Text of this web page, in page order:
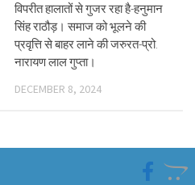
विपरीत हालातों से गुजर रहा है-हनुमान
सिंह राठौड़। समाज को भूलने की
प्रवृत्ति से बाहर लाने की जरुरत-प्रो.
नारायण लाल गुप्ता।
DECEMBER 8, 2024